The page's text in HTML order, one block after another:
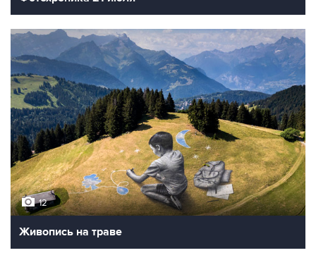
12
Живопись на траве